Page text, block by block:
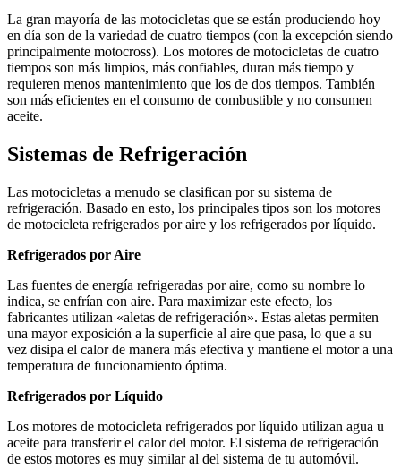
La gran mayoría de las motocicletas que se están produciendo hoy
en día son de la variedad de cuatro tiempos (con la excepción siendo
principalmente motocross). Los motores de motocicletas de cuatro
tiempos son más limpios, más confiables, duran más tiempo y
requieren menos mantenimiento que los de dos tiempos. También
son más eficientes en el consumo de combustible y no consumen
aceite.
Sistemas de Refrigeración
Las motocicletas a menudo se clasifican por su sistema de
refrigeración. Basado en esto, los principales tipos son los motores
de motocicleta refrigerados por aire y los refrigerados por líquido.
Refrigerados por Aire
Las fuentes de energía refrigeradas por aire, como su nombre lo
indica, se enfrían con aire. Para maximizar este efecto, los
fabricantes utilizan «aletas de refrigeración». Estas aletas permiten
una mayor exposición a la superficie al aire que pasa, lo que a su
vez disipa el calor de manera más efectiva y mantiene el motor a una
temperatura de funcionamiento óptima.
Refrigerados por Líquido
Los motores de motocicleta refrigerados por líquido utilizan agua u
aceite para transferir el calor del motor. El sistema de refrigeración
de estos motores es muy similar al del sistema de tu automóvil.